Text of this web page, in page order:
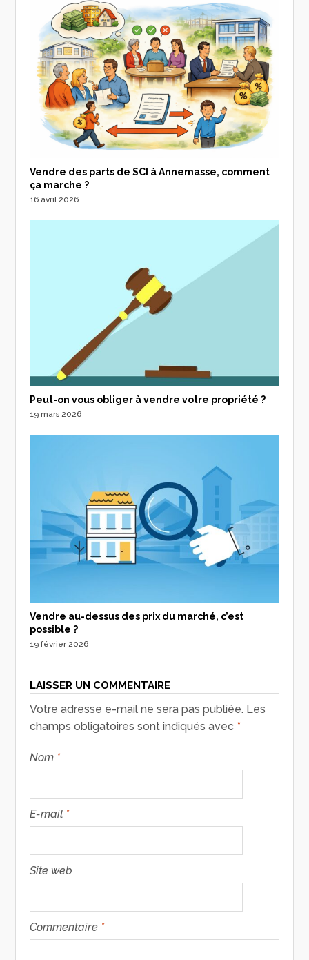
Vendre des parts de SCI à Annemasse, comment
ça marche ?
16 avril 2026
Peut-on vous obliger à vendre votre propriété ?
19 mars 2026
Vendre au-dessus des prix du marché, c’est
possible ?
19 février 2026
LAISSER UN COMMENTAIRE
Votre adresse e-mail ne sera pas publiée. Les
champs obligatoires sont indiqués avec *
Nom *
E-mail *
Site web
Commentaire *